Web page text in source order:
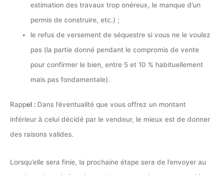
estimation des travaux trop onéreux, le manque d’un
permis de construire, etc.) ;
le refus de versement de séquestre si vous ne le voulez
pas (la partie donné pendant le compromis de vente
pour confirmer le bien, entre 5 et 10 % habituellement
mais pas fondamentale).
Rappel : Dans l’éventualité que vous offrez un montant
inférieur à celui décidé par le vendeur, le mieux est de donner
des raisons valides.
Lorsqu’elle sera finie, la prochaine étape sera de l’envoyer au